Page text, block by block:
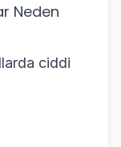
Neden
ciddi